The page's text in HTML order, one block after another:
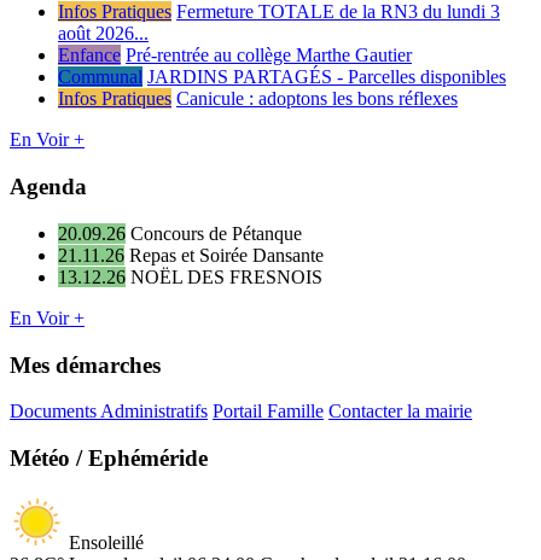
Infos Pratiques Fermeture TOTALE de la RN3 du lundi 3
août 2026...
Enfance Pré-rentrée au collège Marthe Gautier
Communal JARDINS PARTAGÉS - Parcelles disponibles
Infos Pratiques Canicule : adoptons les bons réflexes
En Voir +
Agenda
20.09.26 Concours de Pétanque
21.11.26 Repas et Soirée Dansante
13.12.26 NOËL DES FRESNOIS
En Voir +
Mes démarches
Documents Administratifs Portail Famille Contacter la mairie
Météo / Ephéméride
Ensoleillé